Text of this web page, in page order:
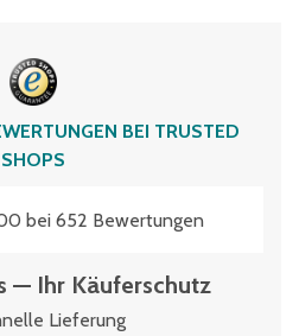
BEI TRUSTED
SHOPS
bei 652 Bewertungen
— Ihr Käuferschutz
Lieferung